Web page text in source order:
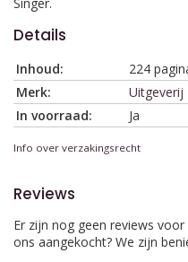
Details
Inhoud:
224
Merk:
In voorraad:
Ja
Info over verzakingsrecht
Reviews
Er zijn nog geen reviews
ons aangekocht? We zijn